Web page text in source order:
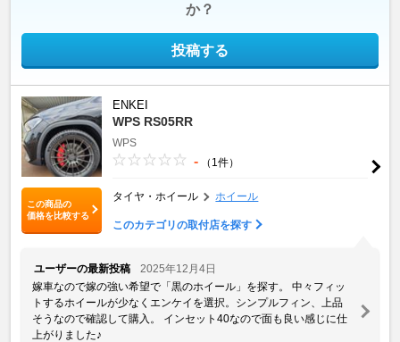
か？
投稿する
この商品の
価格を比較する
ENKEI
WPS RS05RR
WPS
- （1件）
タイヤ・ホイール ホイール
このカテゴリの取付店を探す
ユーザーの最新投稿
2025年12月4日
嫁車なので嫁の強い希望で「黒のホイール」を探す。 中々フィッ
トするホイールが少なくエンケイを選択。シンプルフィン、上品
そうなので確認して購入。 インセット40なので面も良い感じに仕
上がりました♪